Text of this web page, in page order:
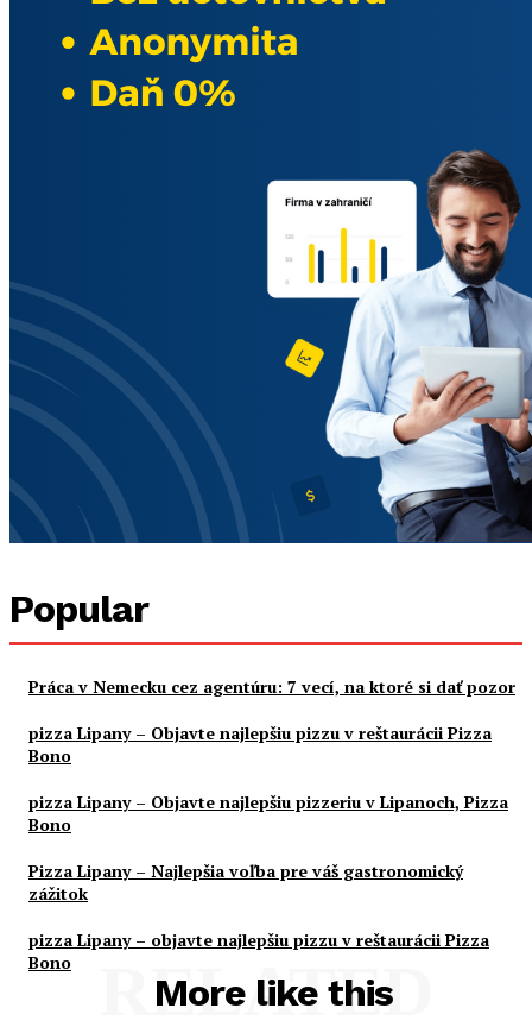
Popular
Práca v Nemecku cez agentúru: 7 vecí, na ktoré si dať pozor
pizza Lipany – Objavte najlepšiu pizzu v reštaurácii Pizza
Bono
pizza Lipany – Objavte najlepšiu pizzeriu v Lipanoch, Pizza
Bono
Pizza Lipany – Najlepšia voľba pre váš gastronomický
zážitok
pizza Lipany – objavte najlepšiu pizzu v reštaurácii Pizza
Bono
More like this
RELATED